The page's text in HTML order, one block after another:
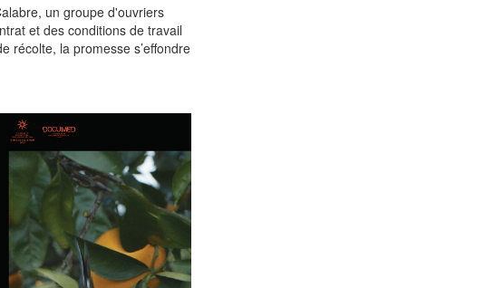
un groupe d'ouvriers
et des conditions de travail
récolte, la promesse s’effondre